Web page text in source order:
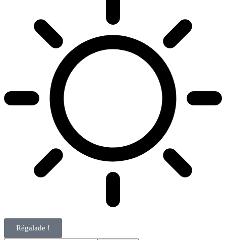
Régalade !